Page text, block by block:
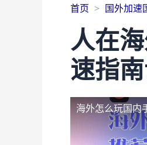
首页 国外加速
人在
速指
海外怎么玩国内